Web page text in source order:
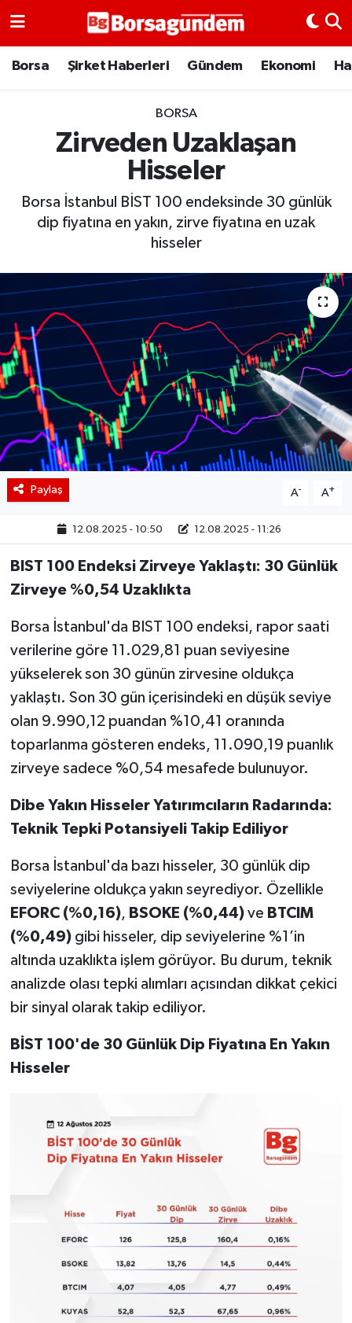
Borsa Şirket Haberleri Gündem Ekonomi
BORSA
Zirveden Uzaklaşan
Hisseler
Borsa İstanbul BİST 100 endeksinde 30 günlük
dip fiyatına en yakın, zirve fiyatına en uzak
hisseler
Paylaş A- A+
12.08.2025 - 10:50 12.08.2025 - 11:26
BIST 100 Endeksi Zirveye Yaklaştı: 30 Günlük
Zirveye %0,54 Uzaklıkta
Borsa İstanbul'da BIST 100 endeksi, rapor saati
verilerine göre 11.029,81 puan seviyesine
yükselerek son 30 günün zirvesine oldukça
yaklaştı. Son 30 gün içerisindeki en düşük seviye
olan 9.990,12 puandan %10,41 oranında
toparlanma gösteren endeks, 11.090,19 puanlık
zirveye sadece %0,54 mesafede bulunuyor.
Dibe Yakın Hisseler Yatırımcıların Radarında:
Teknik Tepki Potansiyeli Takip Ediliyor
Borsa İstanbul'da bazı hisseler, 30 günlük dip
seviyelerine oldukça yakın seyrediyor. Özellikle
EFORC (%0,16), BSOKE (%0,44)ve BTCIM
(%0,49)gibi hisseler, dip seviyelerine %1’in
altında uzaklıkta işlem görüyor. Bu durum, teknik
analizde olası tepki alımları açısından dikkat çekici
bir sinyal olarak takip ediliyor.
BİST 100'de 30 Günlük Dip Fiyatına En Yakın
Hisseler
Borsa
Emtia
Gündem
Şirket Haberleri
Borsa Gundem
BIST 100 Isı Haritası
Coin Isı Haritası
Ekonomik Takvim
Kiripto Para Piyasası
Gizlilik Sözleşmesi
Hakkımızda
İletişim